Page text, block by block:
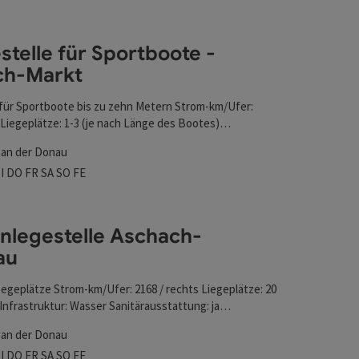
- Aschach-Markt
für Sportboote -
Markt
Sportboote bis zu zehn Metern Strom-km/Ufer:
1-3 (je nach Länge des Bootes)
der Donau
geöffnetgeöffnet
Mittwoch geöffnet
DO Donnerstag geöffnet
FR Freitag geöffnet
SASamstag geöffnet
SO Sonntag geöffnet
FEFeiertag geöffnet
Aschach-
Strom-km/Ufer: 2168 / rechts Liegeplätze: 20
Wasser Sanitärausstattung: ja
der Donau
geöffnetgeöffnet
Mittwoch geöffnet
DO Donnerstag geöffnet
FR Freitag geöffnet
SASamstag geöffnet
SO Sonntag geöffnet
FEFeiertag geöffnet